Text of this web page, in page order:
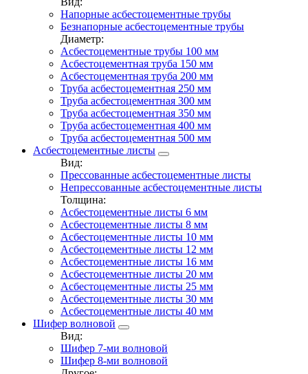
Напорные асбестоцементные трубы
Безнапорные асбестоцементные трубы
Диаметр:
Асбестоцементные трубы 100 мм
Асбестоцементная труба 150 мм
Асбестоцементная труба 200 мм
Труба асбестоцементная 250 мм
Труба асбестоцементная 300 мм
Труба асбестоцементная 350 мм
Труба асбестоцементная 400 мм
Труба асбестоцементная 500 мм
Асбестоцементные листы
Вид:
Прессованные асбестоцементные листы
Непрессованные асбестоцементные листы
Толщина:
Асбестоцементные листы 6 мм
Асбестоцементные листы 8 мм
Асбестоцементные листы 10 мм
Асбестоцементные листы 12 мм
Асбестоцементные листы 16 мм
Асбестоцементные листы 20 мм
Асбестоцементные листы 25 мм
Асбестоцементные листы 30 мм
Асбестоцементные листы 40 мм
Шифер волновой
Вид:
Шифер 7-ми волновой
Шифер 8-ми волновой